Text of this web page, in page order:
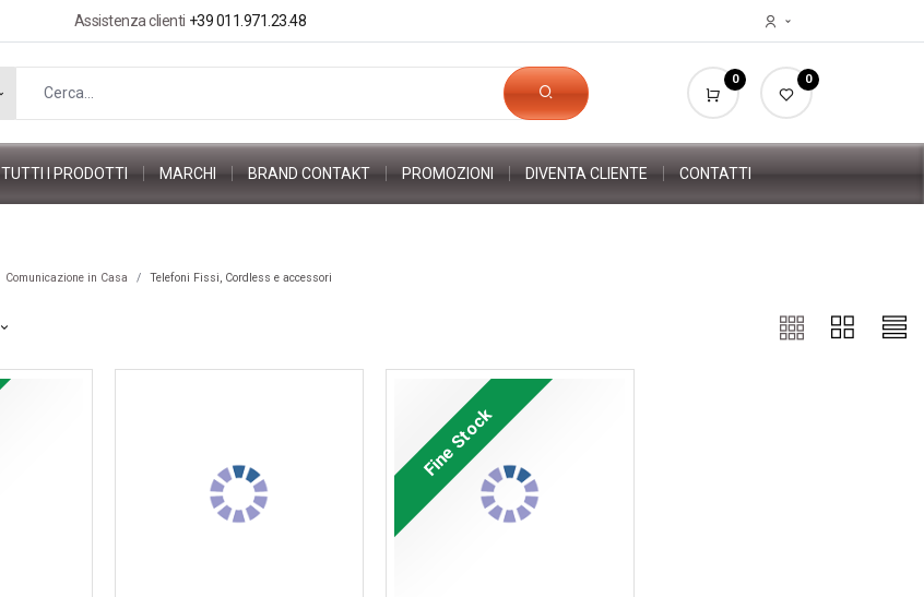
Assistenza clienti +39 011.971.23.48
0 0
TUTTI I PRODOTTI MARCHI BRAND CONTAKT PROMOZIONI DIVENTA CLIENTE CONTATTI
Comunicazione in Casa Telefoni Fissi, Cordless e accessori
Fine Stock